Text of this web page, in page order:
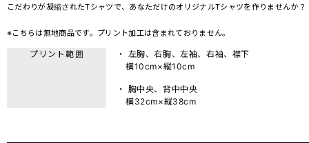
こだわりが凝縮されたTシャツで、あなただけのオリジナルTシャツを作りませんか？
※こちらは無地商品です。プリント加工は含まれておりません。
プリント範囲
・ 左胸、右胸、左袖、右袖、襟下
横10cm×縦10cm
・ 胸中央、背中中央
横32cm×縦38cm